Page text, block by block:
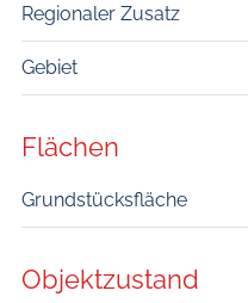
Regionaler Zusatz
Gebiet
Flächen
Grundstücksfläche
Objektzustand